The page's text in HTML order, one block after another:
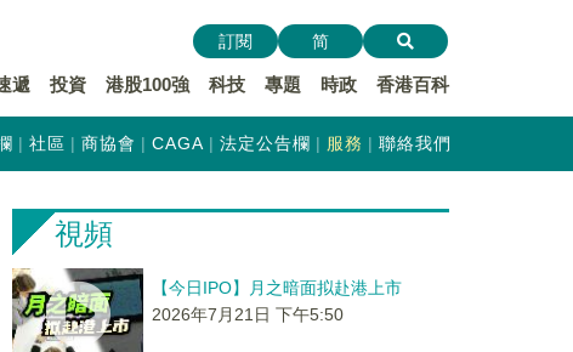
遞 投資 港股100強 科技 專題 時政 香港百科
訂閱 简
社區 商協會 CAGA 法定公告欄 服務 聯絡我們
視頻
【今日IPO】月之暗面拟赴港上市
2026年7月21日 下午5:50